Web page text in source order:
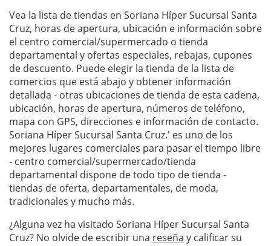
Vea la lista de tiendas en Soriana Híper Sucursal Santa
Cruz, horas de apertura, ubicación e información sobre
el centro comercial/supermercado o tienda
departamental y ofertas especiales, rebajas, cupones
de descuento. Puede elegir la tienda de la lista de
comercios que está abajo y obtener información
detallada - otras ubicaciones de tienda de esta cadena,
ubicación, horas de apertura, números de teléfono,
mapa con GPS, direcciones e información de contacto.
Soriana Híper Sucursal Santa Cruz.' es uno de los
mejores lugares comerciales para pasar el tiempo libre
- centro comercial/supermercado/tienda
departamental dispone de todo tipo de tienda -
tiendas de oferta, departamentales, de moda,
tradicionales y mucho más.
¿Alguna vez ha visitado Soriana Híper Sucursal Santa
Cruz? No olvide de escribir una reseña y calificar su